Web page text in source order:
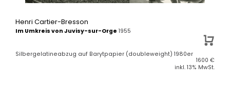
Henri Cartier-Bresson
Im Umkreis von Juvisy-sur-Orge 1955
Silbergelatineabzug auf Barytpapier (doubleweight) 1980er
1600 €
inkl. 13% MwSt.